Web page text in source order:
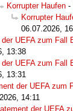
Korrupter Haufen -
Korrupter
06.07.2026,
UEFA zum Fall
13:38
UEFA zum Fall
13:31
der UEFA zum
14:11
der UEFA